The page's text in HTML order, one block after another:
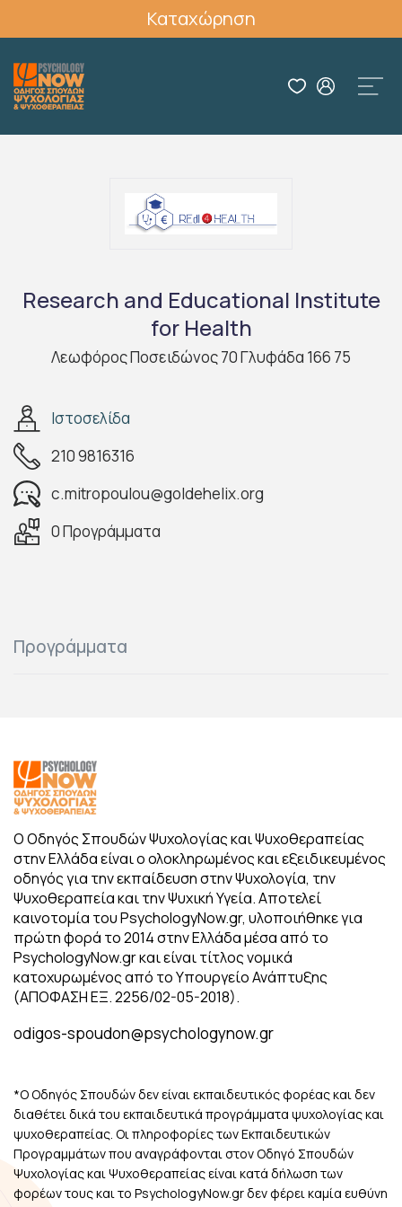
Καταχώρηση
Research and Educational Institute
for Health
Λεωφόρος Ποσειδώνος 70 Γλυφάδα 166 75
Ιστοσελίδα
210 9816316
c.mitropoulou@goldehelix.org
0 Προγράμματα
Προγράμματα
Ο Οδηγός Σπουδών Ψυχολογίας και Ψυχοθεραπείας
στην Ελλάδα είναι ο ολοκληρωμένος και εξειδικευμένος
οδηγός για την εκπαίδευση στην Ψυχολογία, την
Ψυχοθεραπεία και την Ψυχική Υγεία. Αποτελεί
καινοτομία του PsychologyNow.gr, υλοποιήθηκε για
πρώτη φορά το 2014 στην Ελλάδα μέσα από το
PsychologyNow.gr και είναι τίτλος νομικά
κατοχυρωμένος από το Υπουργείο Ανάπτυξης
(ΑΠΟΦΑΣΗ ΕΞ. 2256/02-05-2018).
odigos-spoudon@psychologynow.gr
*Ο Οδηγός Σπουδών δεν είναι εκπαιδευτικός φορέας και δεν
διαθέτει δικά του εκπαιδευτικά προγράμματα ψυχολογίας και
ψυχοθεραπείας. Οι πληροφορίες των Εκπαιδευτικών
Προγραμμάτων που αναγράφονται στον Οδηγό Σπουδών
Ψυχολογίας και Ψυχοθεραπείας είναι κατά δήλωση των
φορέων τους και το PsychologyNow.gr δεν φέρει καμία ευθύνη